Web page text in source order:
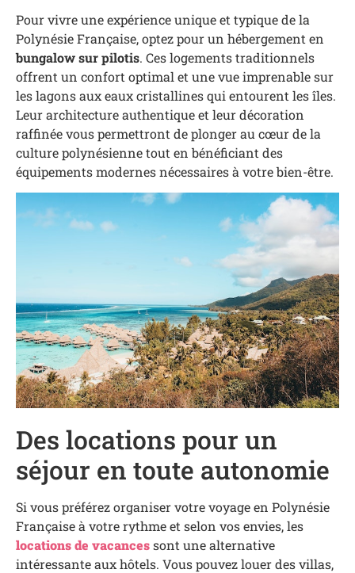
Pour vivre une expérience unique et typique de la
Polynésie Française, optez pour un hébergement en
bungalow sur pilotis. Ces logements traditionnels
offrent un confort optimal et une vue imprenable sur
les lagons aux eaux cristallines qui entourent les îles.
Leur architecture authentique et leur décoration
raffinée vous permettront de plonger au cœur de la
culture polynésienne tout en bénéficiant des
équipements modernes nécessaires à votre bien-être.
Des locations pour un
séjour en toute autonomie
Si vous préférez organiser votre voyage en Polynésie
Française à votre rythme et selon vos envies, les
locations de vacancessont une alternative
intéressante aux hôtels. Vous pouvez louer des villas,